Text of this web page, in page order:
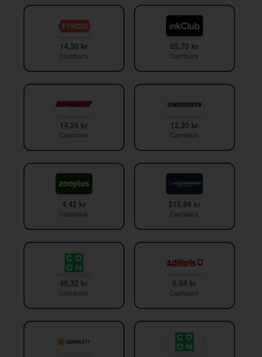
14,30 kr
Cashback
65,70 kr
Cashback
14,24 kr
Cashback
12,20 kr
Cashback
4,42 kr
Cashback
215,84 kr
Cashback
49,32 kr
Cashback
6,04 kr
Cashback